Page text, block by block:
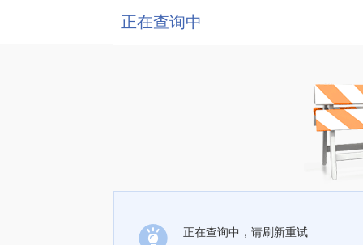
正在查询中
正在查询中，请刷新重试